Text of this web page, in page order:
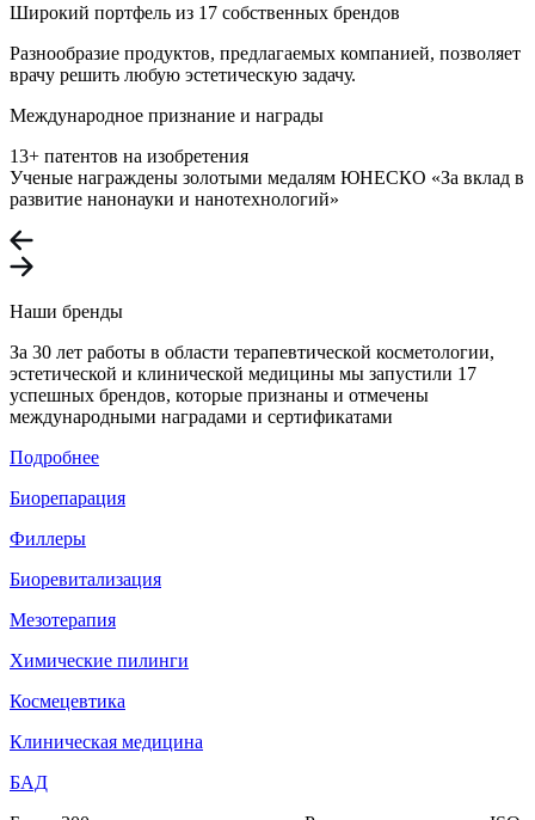
Широкий портфель из 17 собственных брендов
Разнообразие продуктов, предлагаемых компанией, позволяет
врачу решить любую эстетическую задачу.
Международное признание и награды
13+ патентов на изобретения
Ученые награждены золотыми медалям ЮНЕСКО «За вклад в
развитие нанонауки и нанотехнологий»
Наши бренды
За 30 лет работы в области терапевтической косметологии,
эстетической и клинической медицины мы запустили 17
успешных брендов, которые признаны и отмечены
международными наградами и сертификатами
Подробнее
Биорепарация
Филлеры
Биоревитализация
Мезотерапия
Химические пилинги
Космецевтика
Клиническая медицина
БАД